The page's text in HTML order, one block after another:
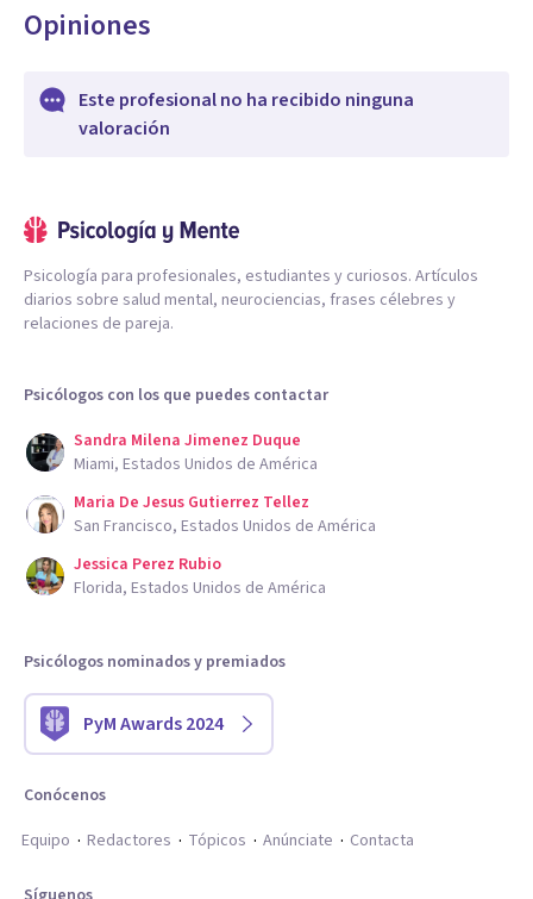
Opiniones
Este profesional no ha recibido ninguna
valoración
Psicología para profesionales, estudiantes y curiosos. Artículos
diarios sobre salud mental, neurociencias, frases célebres y
relaciones de pareja.
Psicólogos con los que puedes contactar
Sandra Milena Jimenez Duque
Miami, Estados Unidos de América
Maria De Jesus Gutierrez Tellez
San Francisco, Estados Unidos de América
Jessica Perez Rubio
Florida, Estados Unidos de América
Psicólogos nominados y premiados
PyM Awards 2024
Conócenos
Equipo
Redactores Tópicos Anúnciate Contacta